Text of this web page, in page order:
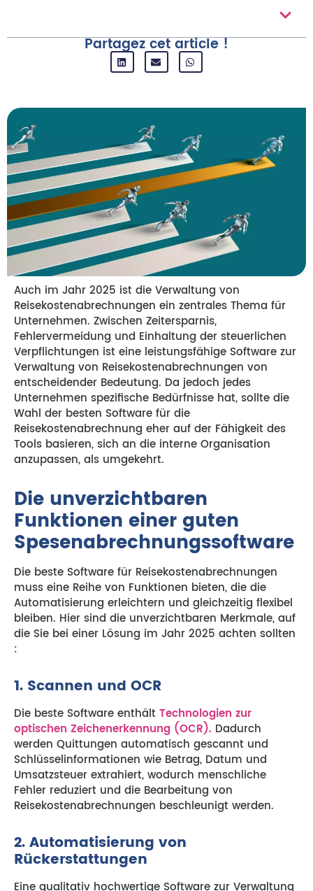
Partagez cet article !
Auch im Jahr 2025 ist die Verwaltung von
Reisekostenabrechnungen ein zentrales Thema für
Unternehmen. Zwischen Zeitersparnis,
Fehlervermeidung und Einhaltung der steuerlichen
Verpflichtungen ist eine leistungsfähige Software zur
Verwaltung von Reisekostenabrechnungen von
entscheidender Bedeutung. Da jedoch jedes
Unternehmen spezifische Bedürfnisse hat, sollte die
Wahl der besten Software für die
Reisekostenabrechnung eher auf der Fähigkeit des
Tools basieren, sich an die interne Organisation
anzupassen, als umgekehrt.
Die unverzichtbaren
Funktionen einer guten
Spesenabrechnungssoftware
Die beste Software für Reisekostenabrechnungen
muss eine Reihe von Funktionen bieten, die die
Automatisierung erleichtern und gleichzeitig flexibel
bleiben. Hier sind die unverzichtbaren Merkmale, auf
die Sie bei einer Lösung im Jahr 2025 achten sollten
:
1. Scannen und OCR
Die beste Software enthält Technologien zur
optischen Zeichenerkennung (OCR). Dadurch
werden Quittungen automatisch gescannt und
Schlüsselinformationen wie Betrag, Datum und
Umsatzsteuer extrahiert, wodurch menschliche
Fehler reduziert und die Bearbeitung von
Reisekostenabrechnungen beschleunigt werden.
2. Automatisierung von
Rückerstattungen
Eine qualitativ hochwertige Software zur Verwaltung